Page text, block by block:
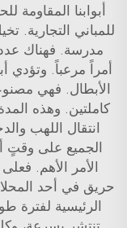
أبوابنا المقاومة
للمباني التجارية.
مدرسة. فهناك
أمراً مرعباً. وتؤدي
الأبطال. فهي
كاملتين. وهذه
انتقال اللهب
الجميع على وقتٍ
الأمر الأهم.
حريق في أحد
الرئيسية لفترة